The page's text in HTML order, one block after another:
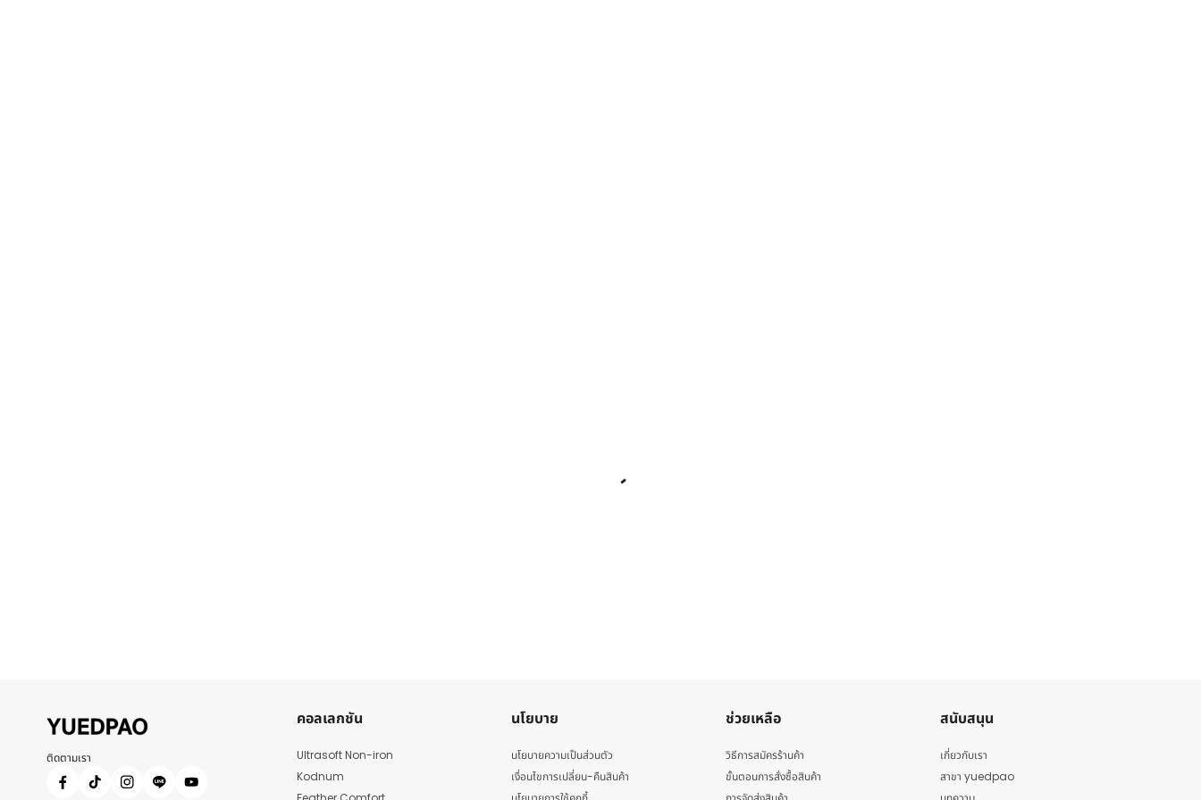
ติดตามเรา
คอลเลกชัน
Ultrasoft Non-iron
Kodnum
นโยบาย
นโยบายความเป็นส่วนตัว
เงื่อนไขการเปลี่ยน-คืนสินค้า
ช่วยเหลือ
วิธีการสมัครร้านค้า
ขั้นตอนการสั่งซื้อสินค้า
สนับสนุน
เกี่ยวกับเรา
สาขา yuedpao